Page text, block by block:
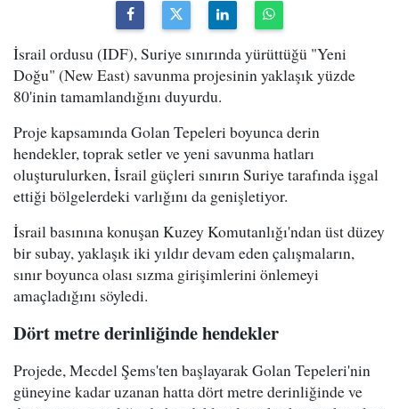
İsrail ordusu (IDF), Suriye sınırında yürüttüğü "Yeni
Doğu" (New East) savunma projesinin yaklaşık yüzde
80'inin tamamlandığını duyurdu.
Proje kapsamında Golan Tepeleri boyunca derin
hendekler, toprak setler ve yeni savunma hatları
oluşturulurken, İsrail güçleri sınırın Suriye tarafında işgal
ettiği bölgelerdeki varlığını da genişletiyor.
İsrail basınına konuşan Kuzey Komutanlığı'ndan üst düzey
bir subay, yaklaşık iki yıldır devam eden çalışmaların,
sınır boyunca olası sızma girişimlerini önlemeyi
amaçladığını söyledi.
Dört metre derinliğinde hendekler
Projede, Mecdel Şems'ten başlayarak Golan Tepeleri'nin
güneyine kadar uzanan hatta dört metre derinliğinde ve